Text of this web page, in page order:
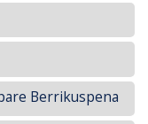
Berrikuspena